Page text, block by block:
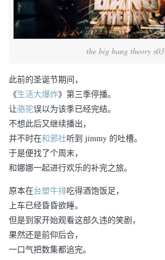
the big bang theory s03
此前的圣诞节期间，
《生活大爆炸》第三季停播。
让骆驼误以为该季已经完结。
不想此后又继续播出，
并不时在和邪社听到 jimmy 的吐槽。
于是便找了个周末，
和娜娜一起进行欢乐的补完之旅。
原本在台塑牛排吃得酒饱饭足，
上车已经昏昏欲睡。
但是到家开始观看这部久违的笑剧，
果然还是前仰后合，
一口气把数集都追完。